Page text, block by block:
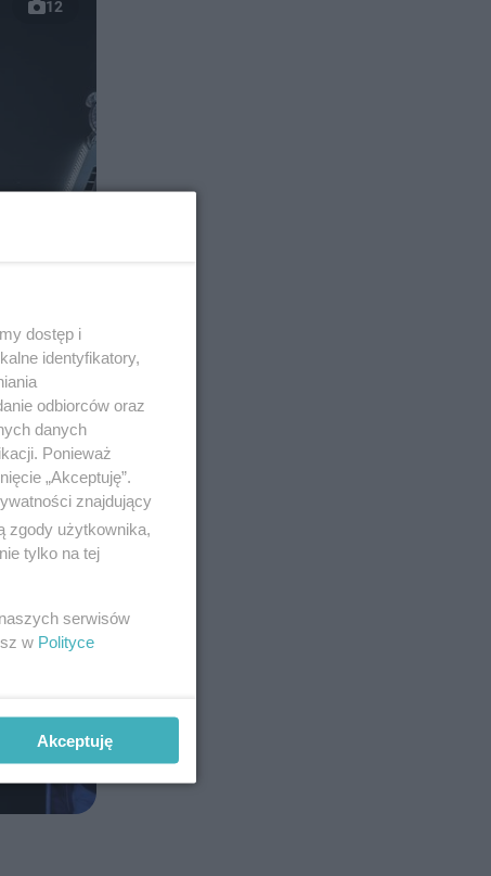
12
dostęp i
identyfikatory,
odbiorców oraz
danych
Ponieważ
„Akceptuję”.
znajdujący
zgody użytkownika,
tylko na tej
serwisów
w Polityce
Akceptuję